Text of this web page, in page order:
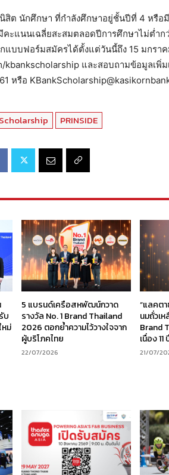
ต นักศึกษา ที่กำลังศึกษาอยู่ชั้นปีที่ 4 หรือ
ะแนนเฉลี่ยสะสมตลอดปีการศึกษาไม่ต่ำก
แบบฟอร์มสมัครได้ตั้งแต่วันนี้ถึง 15 มกราค
kbankscholarship และสอบถามข้อมูลเ
หรือ
PRINSIDE
บ
ม่
5 แบรนด์เครือสหพัฒน์กวาด
รางวัล No. 1 Brand Thailand
2026 ตอกย้ำความไว้วางใจจาก
ผู้บริโภคไทย
22/07/2026
“แลคต
นมถั่วเห
Brand
เนื่อง 11
21/07/